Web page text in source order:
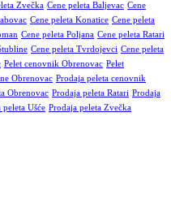
Zvečka Cene peleta Baljevac Cene
Cene peleta Konatice Cene peleta
Cene peleta Poljana Cene peleta Ratari
Cene peleta Tvrdojevci Cene peleta
Pelet cenovnik Obrenovac Pelet
Obrenovac Prodaja peleta cenovnik
Obrenovac Prodaja peleta Ratari Prodaja
peleta Ušće Prodaja peleta Zvečka